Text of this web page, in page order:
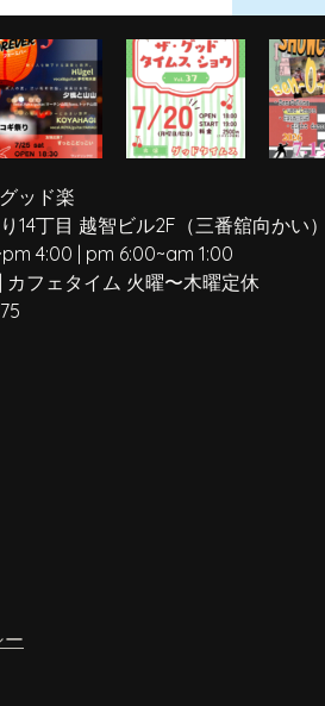
ッド楽
14丁目 越智ビル2F （三番舘向かい）
pm 4:00 | pm 6:00~am 1:00
| カフェタイム 火曜〜木曜定休